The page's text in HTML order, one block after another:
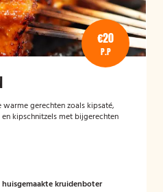
€20
P.P
gerechten zoals kipsaté,
kipschnitzels met bijgerechten
en vers brood met kruidenboter
en bestek!
kruidenboter